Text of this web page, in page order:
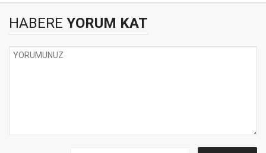
HABERE YORUM KAT